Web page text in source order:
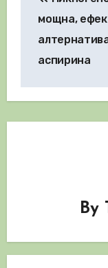
мощна,
аспирина
By